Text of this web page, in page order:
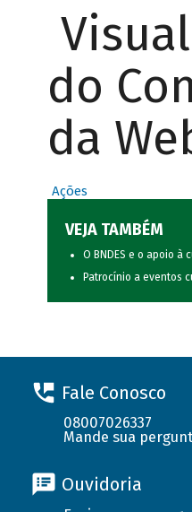
do
da
Ações
VEJA TAMBÉM
O BNDES e o apoio à
Patrocínio a eventos
Fale Conosco
08007026337
Mande sua
Ouvidoria